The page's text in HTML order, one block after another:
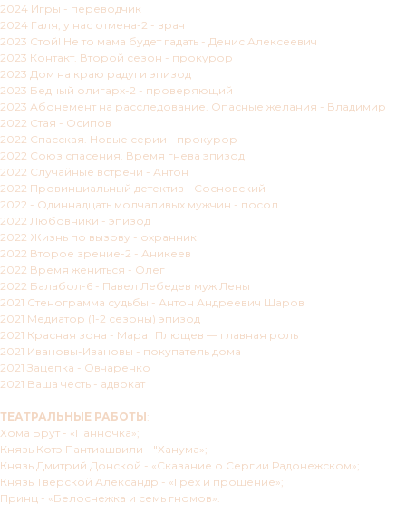
2024 Игры - переводчик
2024 Галя, у нас отмена-2 - врач
2023 Стой! Не то мама будет гадать - Денис Алексеевич
2023 Контакт. Второй сезон - прокурор
2023 Дом на краю радуги эпизод
2023 Бедный олигарх-2 - проверяющий
2023 Абонемент на расследование. Опасные желания - Владимир
2022 Стая - Осипов
2022 Спасская. Новые серии - прокурор
2022 Союз спасения. Время гнева эпизод
2022 Случайные встречи - Антон
2022 Провинциальный детектив - Сосновский
2022 - Одиннадцать молчаливых мужчин - посол
2022 Любовники - эпизод
2022 Жизнь по вызову - охранник
2022 Второе зрение-2 - Аникеев
2022 Время жениться - Олег
2022 Балабол-6 - Павел Лебедев муж Лены
2021 Стенограмма судьбы - Антон Андреевич Шаров
2021 Медиатор (1-2 сезоны) эпизод
2021 Красная зона - Марат Плющев — главная роль
2021 Ивановы-Ивановы - покупатель дома
2021 Зацепка - Овчаренко
2021 Ваша честь - адвокат
ТЕАТРАЛЬНЫЕ РАБОТЫ:
Хома Брут - «Панночка»;
Князь Котэ Пантиашвили - "Ханума»;
Князь Дмитрий Донской - «Сказание о Сергии Радонежском»;
Князь Тверской Александр - «Грех и прощение»;
Принц - «Белоснежка и семь гномов».